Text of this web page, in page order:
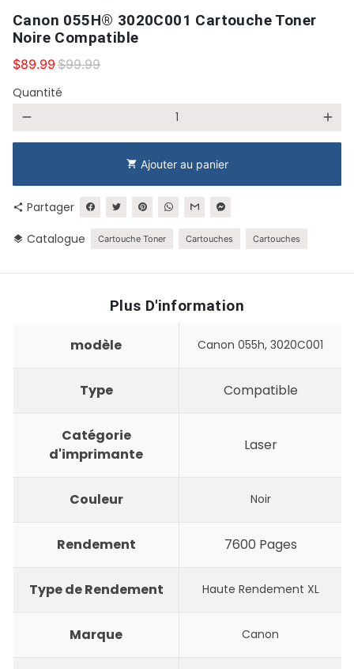
Canon 055H® 3020C001 Cartouche Toner
Noire Compatible
$89.99 $99.99
Quantité
remove add
shopping_cart Ajouter au panier
share Partager
layers Catalogue Cartouche Toner Cartouches Cartouches
Plus D'information
modèle Canon 055h, 3020C001
Type Compatible
Catégorie
d'imprimante
Laser
Couleur Noir
Rendement 7600 Pages
Type de Rendement Haute Rendement XL
Marque Canon